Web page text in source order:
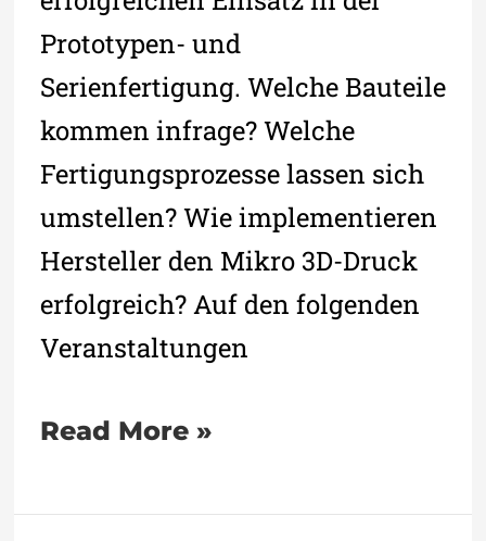
Prototypen- und
Serienfertigung. Welche Bauteile
kommen infrage? Welche
Fertigungsprozesse lassen sich
umstellen? Wie implementieren
Hersteller den Mikro 3D-Druck
erfolgreich? Auf den folgenden
Veranstaltungen
Read More »